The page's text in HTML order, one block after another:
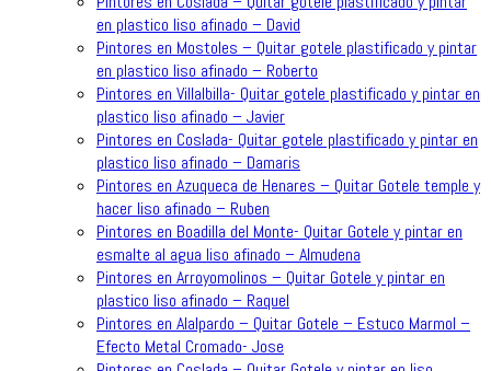
en plastico liso afinado – David
Pintores en Mostoles – Quitar gotele plastificado y pintar
en plastico liso afinado – Roberto
Pintores en Villalbilla- Quitar gotele plastificado y pintar en
plastico liso afinado – Javier
Pintores en Coslada- Quitar gotele plastificado y pintar en
plastico liso afinado – Damaris
Pintores en Azuqueca de Henares – Quitar Gotele temple y
hacer liso afinado – Ruben
Pintores en Boadilla del Monte- Quitar Gotele y pintar en
esmalte al agua liso afinado – Almudena
Pintores en Arroyomolinos – Quitar Gotele y pintar en
plastico liso afinado – Raquel
Pintores en Alalpardo – Quitar Gotele – Estuco Marmol –
Efecto Metal Cromado- Jose